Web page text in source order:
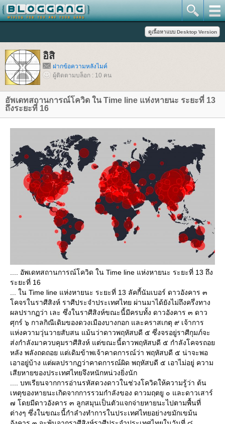
อิสิ
ฝากข้อความหลังไมค์
ผู้ติดตามบล็อก : 10 คน
อัพเดทสถานการณ์โควิด ใน Time line แห่งหายนะ ระยะที่ 13
ถึงระยะที่ 16
.... อัพเดทสถานการณ์โควิด ใน Time line แห่งหายนะ ระยะที่ 13 ถึง
ระยะที่ 16
... ใน Time line แห่งหายนะ ระยะที่ 13 ลัคกี้นัมเบอร์ ดาวอังคาร ๓
คจรในราศีสิงห์ ราศีประจำประเทศไทย ผ่านมาได้ยังไม่ถึงครึ่งทาง
ผลปรากฏว่า เละ ซึ่งในราศีสิงห์ขณะนี้มีครบทั้ง ดาวอังคาร ๓ ดาว
ศุกร์ ๖ กาลกิณีเดิมของดวงเมืองบางกอก และคราสเกตุ ๙ เจ้าการ
ห่งความวุ่นวายสับสน แม้นว่าดาวพฤหัสบดี ๕ ซึ่งจรอยู่ราศีกุมภ์จะ
ส่งกำลังมาควบคุมราศีสิงห์ แต่ขณะนี้ดาวพฤหัสบดี ๕ กำลังโคจรถอ
หลัง พลังถดถอย แต่เดิมข้าพเจ้าคาดการณ์ว่า พฤหัสบดี ๕ น่าจะพอ
เอาอยู่บ้าง แต่ผลปรากฏว่าคาดการณ์ผิด พฤหัสบดี ๕ เอาไม่อยู่ ความ
เสียหายของประเทศไทยจึงหนักหน่วงยิ่งนัก
.... บทเรียนจากการอ่านรหัสดวงดาวในช่วงโควิดให้ความรู้ว่า ต้น
เหตุของหายนะเกิดจากการรวมกำลังของ ดาวมฤตยู ๐ และดาวเสาร์
๗ โดยมีดาวอังคาร ๓ ลูกสมุนเป็นตัวแจกจ่ายหายนะไปตามพื้นที่
ต่างๆ ซึ่งในขณะนี้กำลำงทำการในประเทศไทยอย่างขมักเขม้น